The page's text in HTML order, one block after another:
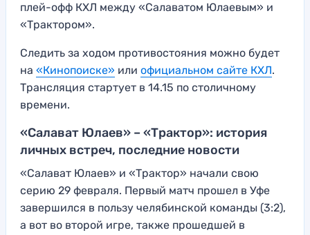
плей-офф КХЛ между «Салаватом Юлаевым» и
«Трактором».
Следить за ходом противостояния можно будет
на «Кинопоиске» или официальном сайте КХЛ.
Трансляция стартует в 14.15 по столичному
времени.
«Салават Юлаев» – «Трактор»: история
личных встреч, последние новости
«Салават Юлаев» и «Трактор» начали свою
серию 29 февраля. Первый матч прошел в Уфе
завершился в пользу челябинской команды (3:2),
а вот во второй игре, также прошедшей в